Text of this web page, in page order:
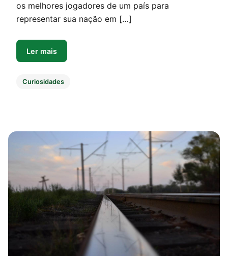
os melhores jogadores de um país para
representar sua nação em […]
Ler mais
Curiosidades